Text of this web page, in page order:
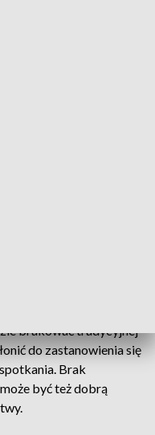
brakować tradycyjnej
do zastanowienia się
Brak
być też dobrą